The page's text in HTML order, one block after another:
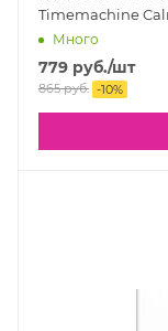
Timemachine
Много
779 руб./шт
865руб. -10%